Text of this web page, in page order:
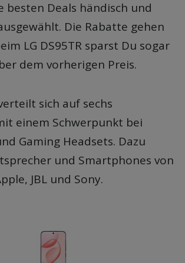
besten Deals händisch und
Die Rabatte gehen
LG DS95TR sparst Du sogar
dem vorherigen Preis.
sich auf sechs
einem Schwerpunkt bei
Gaming Headsets. Dazu
und Smartphones von
JBL und Sony.